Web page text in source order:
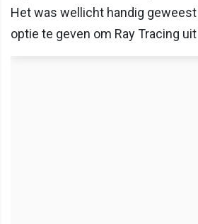
Het was wellicht handig
optie te geven om Ray Tracing